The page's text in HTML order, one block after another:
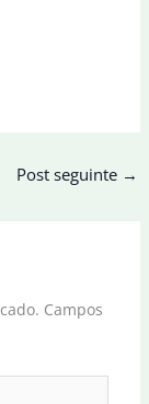
Post seguinte →
Campos